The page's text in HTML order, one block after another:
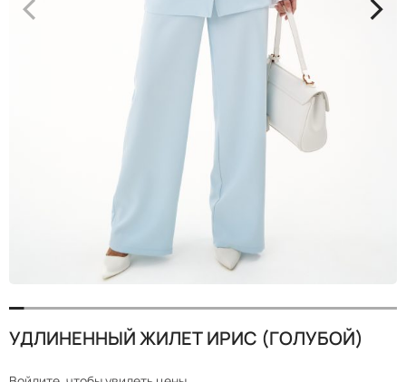
УДЛИНЕННЫЙ ЖИЛЕТ ИРИС (ГОЛУБОЙ)